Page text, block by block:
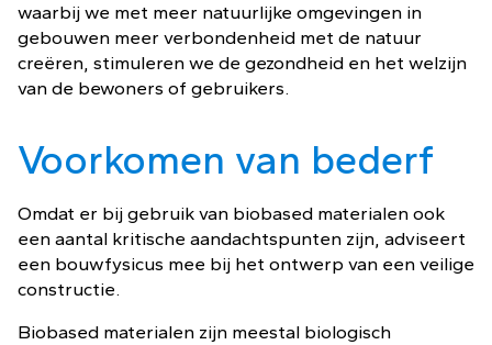
waarbij we met meer natuurlijke omgevingen in
gebouwen meer verbondenheid met de natuur
creëren, stimuleren we de gezondheid en het welzijn
van de bewoners of gebruikers.
Voorkomen van bederf
Omdat er bij gebruik van biobased materialen ook
een aantal kritische aandachtspunten zijn, adviseert
een bouwfysicus mee bij het ontwerp van een veilige
constructie.
Biobased materialen zijn meestal biologisch